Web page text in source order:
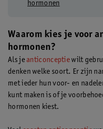
hormonen
Waarom kies je voor
hormonen?
Als jeanticonceptiewilt
denken welke soort. Er zijn
met ieder hun voor- en
kunt maken is of je
hormonen kiest.